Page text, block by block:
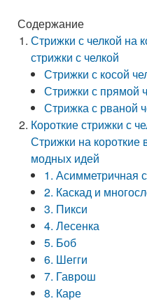
Содержание
Стрижки с челкой на
стрижки с челкой
Стрижки с косой
Стрижки с прямой
Стрижка с рваной
Короткие стрижки с
Стрижки на короткие
модных идей
1. Асимметричная
2. Каскад и
3. Пикси
4. Лесенка
5. Боб
6. Шегги
7. Гаврош
8. Каре